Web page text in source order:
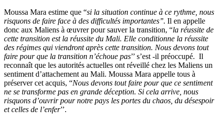
Moussa Mara estime que “si la situation continue à ce rythme, nous
risquons de faire face à des difficultés importantes’’. Il en appelle
donc aux Maliens à œuvrer pour sauver la transition, “la réussite de
cette transition est la réussite du Mali. Elle conditionne la réussite
des régimes qui viendront après cette transition. Nous devons tout
faire pour que la transition n’échoue pas’’ s’est -il préoccupé. Il
reconnaît que les autorités actuelles ont réveillé chez les Maliens un
sentiment d’attachement au Mali. Moussa Mara appelle tous à
préserver cet acquis, “Nous devons tout faire pour que ce sentiment
ne se transforme pas en grande déception. Si cela arrive, nous
risquons d’ouvrir pour notre pays les portes du chaos, du désespoir
et celles de l’enfer’’.